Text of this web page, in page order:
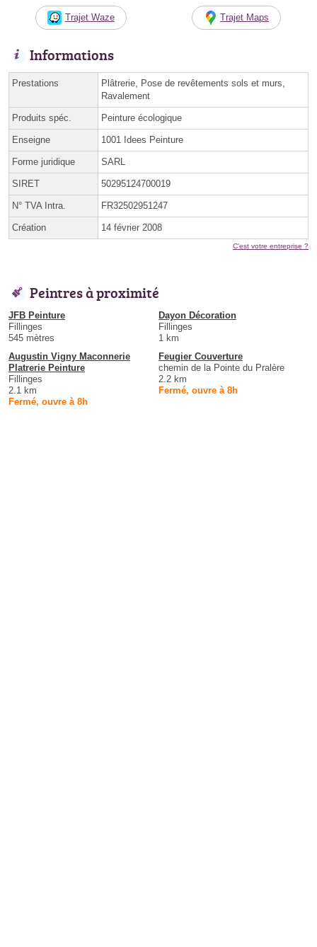
Trajet Waze Trajet Maps
Informations
Prestations
Plâtrerie, Pose de revêtements sols et murs,
Ravalement
Produits spéc. Peinture écologique
Enseigne 1001 Idees Peinture
Forme juridique SARL
SIRET 50295124700019
N° TVA Intra. FR32502951247
Création 14 février 2008
C'est votre entreprise ?
Peintres à proximité
JFB Peinture
Fillinges
545 mètres
Dayon Décoration
Fillinges
1 km
Augustin Vigny Maconnerie
Platrerie Peinture
Fillinges
2.1 km
Fermé, ouvre à 8h
Feugier Couverture
chemin de la Pointe du Pralère
2.2 km
Fermé, ouvre à 8h